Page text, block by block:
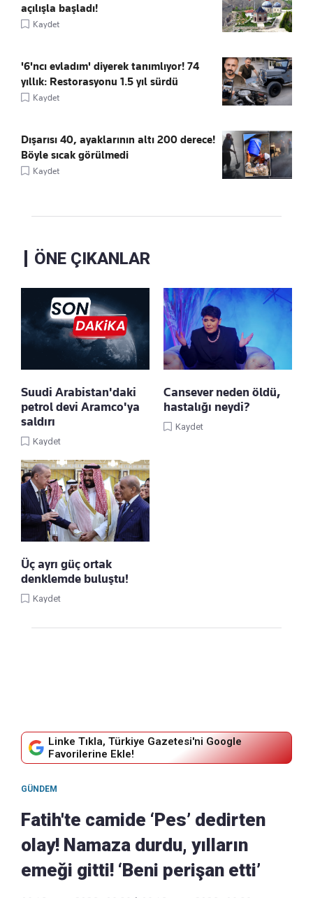
açılışla başladı!
Kaydet
'6'ncı evladım' diyerek tanımlıyor! 74
yıllık: Restorasyonu 1.5 yıl sürdü
Kaydet
Dışarısı 40, ayaklarının altı 200 derece!
Böyle sıcak görülmedi
Kaydet
ÖNE ÇIKANLAR
Suudi Arabistan'daki
petrol devi Aramco'ya
saldırı
Kaydet
Cansever neden öldü,
hastalığı neydi?
Kaydet
Üç ayrı güç ortak
denklemde buluştu!
Kaydet
Linke Tıkla, Türkiye Gazetesi'ni Google
Favorilerine Ekle!
GÜNDEM
Fatih'te camide ‘Pes’ dedirten
olay! Namaza durdu, yılların
emeği gitti! ‘Beni perişan etti’